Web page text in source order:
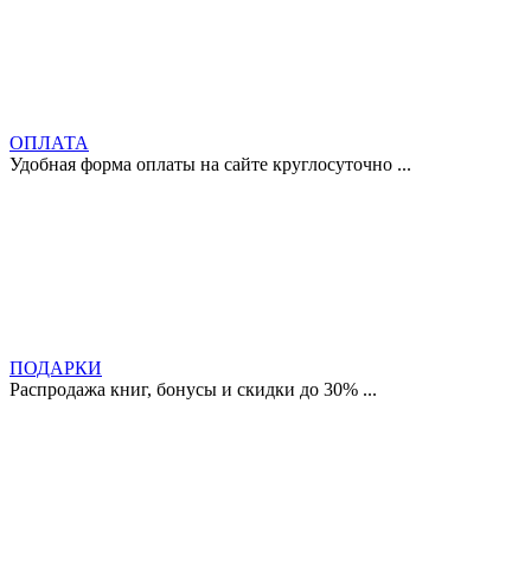
ОПЛАТА
Удобная форма оплаты на сайте круглосуточно ...
ПОДАРКИ
Распродажа книг, бонусы и скидки до 30% ...